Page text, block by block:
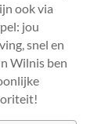
ook via
jou
snel en
Wilnis ben